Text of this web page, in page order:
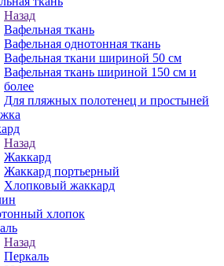
Назад
Вафельная ткань
Вафельная однотонная ткань
Вафельная ткани шириной 50 см
Вафельная ткань шириной 150 см и
более
Для пляжных полотенец и простыней
Назад
Жаккард
Жаккард портьерный
Хлопковый жаккард
хлопок
Назад
Перкаль